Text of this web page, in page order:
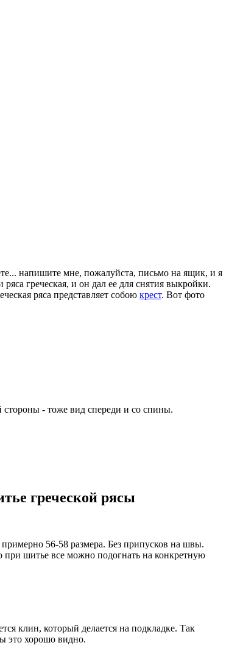
напишите мне, пожалуйста, письмо на ящик, и я
греческая, и он дал ее для снятия выкройки.
ряса представляет собою крест. Вот фото
стороны - тоже вид спереди и со спины.
греческой рясы
56-58 размера. Без припусков на швы.
шитье все можно подогнать на конкретную
клин, который делается на подкладке. Так
это хорошо видно.